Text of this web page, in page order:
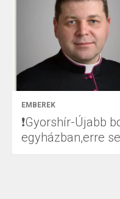
EMBEREK
❗Gyorshír-Újabb
egyházban,erre